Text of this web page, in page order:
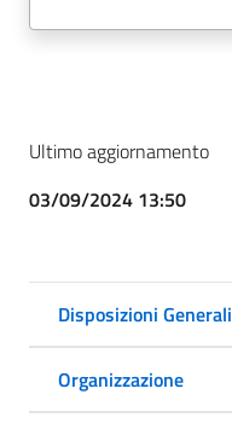
Ultimo aggiornamento
03/09/2024 13:50
Disposizioni Generali
Organizzazione